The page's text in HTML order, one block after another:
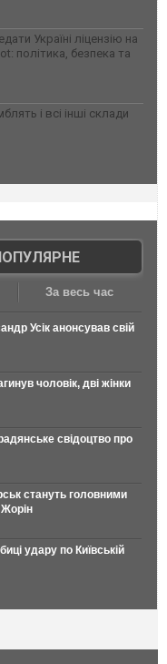
Україні ліцензію на
політика, безпека та
і всі інші склади
За весь час
Усік анонсував свій
чоловік, дві жінки
свідоцтво про
стануть головними
удару по Київській